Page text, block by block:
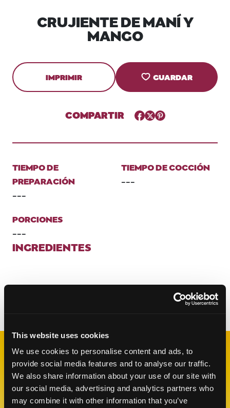
This website uses cookies
We use cookies to personalise content and ads, to
provide social media features and to analyse our traffic.
We also share information about your use of our site with
our social media, advertising and analytics partners who
may combine it with other information that you’ve
CRUJIENTE DE MANÍ Y
MANGO
IMPRIMIR GUARDAR
COMPARTIR Facebook
TwitterPinterest
TIEMPO DE
PREPARACIÓN
---
TIEMPO DE COCCIÓN
---
PORCIONES
---
INGREDIENTES
RECETAS
RELACIONADAS